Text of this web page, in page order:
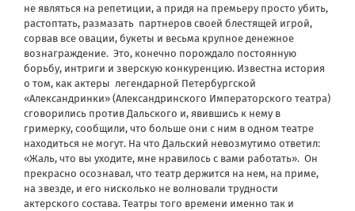
не являться на репетиции, а придя на премьеру просто убить,
растоптать, размазать партнеров своей блестящей игрой,
сорвав все овации, букеты и весьма крупное денежное
вознаграждение. Это, конечно порождало постоянную
борьбу, интриги и зверскую конкуренцию. Известна история
о том, как актеры легендарной Петербургской
«Александринки» (Александринского Императорского театра)
сговорились против Дальского и, явившись к нему в
гримерку, сообщили, что больше они с ним в одном театре
находиться не могут. На что Дальский невозмутимо ответил:
«Жаль, что вы уходите, мне нравилось с вами работать». Он
прекрасно осознавал, что театр держится на нем, на приме,
на звезде, и его нисколько не волновали трудности
актерского состава. Театры того времени именно так и